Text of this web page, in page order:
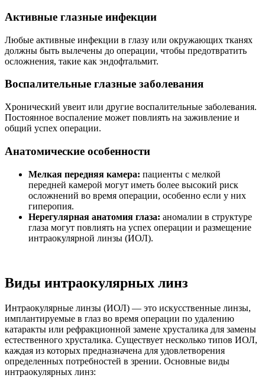
Активные глазные инфекции
Любые активные инфекции в глазу или окружающих тканях
должны быть вылечены до операции, чтобы предотвратить
осложнения, такие как эндофтальмит.
Воспалительные глазные заболевания
Хронический увеит или другие воспалительные заболевания.
Постоянное воспаление может повлиять на заживление и
общий успех операции.
Анатомические особенности
Мелкая передняя камера: пациенты с мелкой
передней камерой могут иметь более высокий риск
осложнений во время операции, особенно если у них
гиперопия.
Нерегулярная анатомия глаза: аномалии в структуре
глаза могут повлиять на успех операции и размещение
интраокулярной линзы (ИОЛ).
Виды интраокулярных линз
Интраокулярные линзы (ИОЛ) — это искусственные линзы,
имплантируемые в глаз во время операции по удалению
катаракты или рефракционной замене хрусталика для замены
естественного хрусталика. Существует несколько типов ИОЛ,
каждая из которых предназначена для удовлетворения
определенных потребностей в зрении. Основные виды
интраокулярных линз: